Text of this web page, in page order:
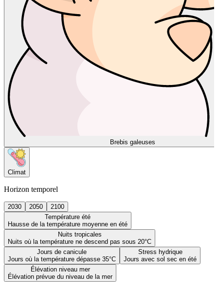
Brebis galeuses
Climat
Horizon temporel
2030 2050
2100
Température été
Hausse de la température moyenne en été
Nuits tropicales
Nuits où la température ne descend pas sous 20°C
Jours de canicule
Jours où la température dépasse 35°C
Stress hydrique
Jours avec sol sec en été
Élévation niveau mer
Élévation prévue du niveau de la mer